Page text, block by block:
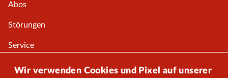
Wir verwenden Cookies und Pixel auf unserer
Abos
Störungen
Service
Onlineshop